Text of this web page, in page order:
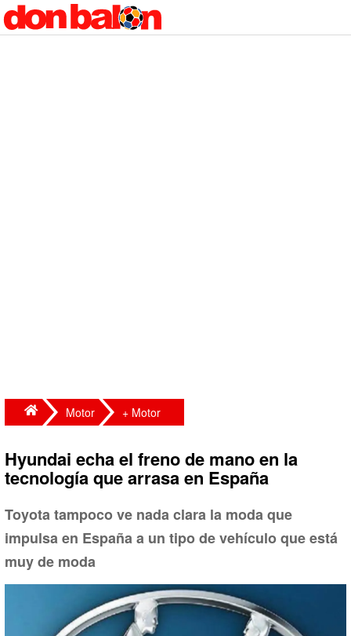
Motor + Motor
Hyundai echa el freno de mano en la
tecnología que arrasa en España
Toyota tampoco ve nada clara la moda que
impulsa en España a un tipo de vehículo que está
muy de moda